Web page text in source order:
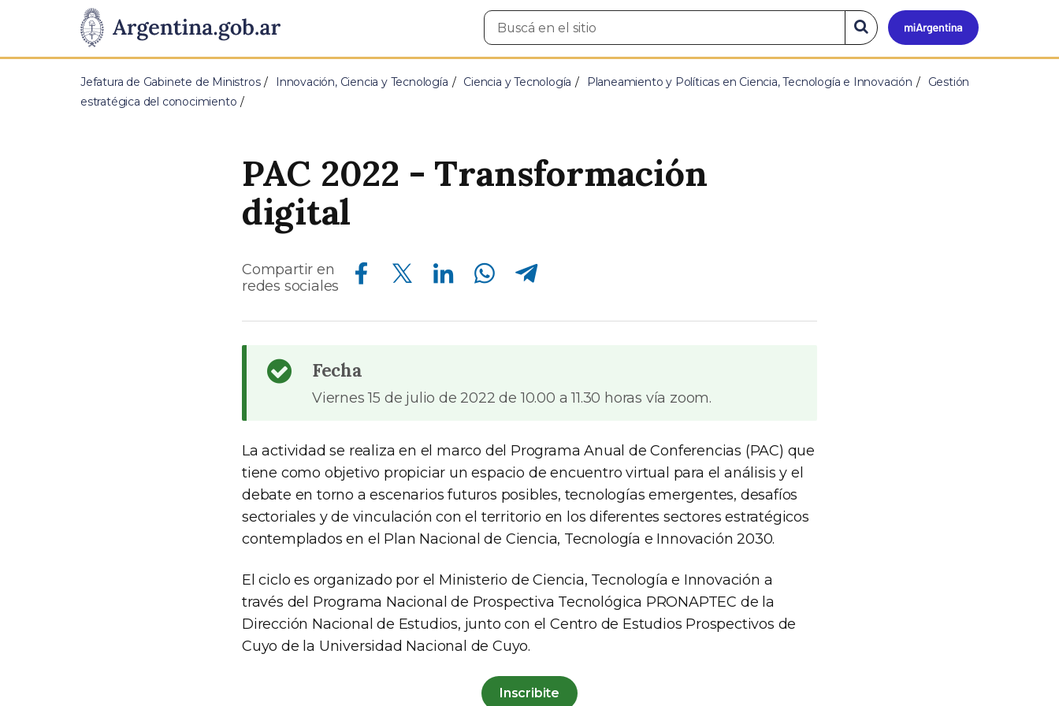
Presidencia
de
Pasar al contenido principal
Mi
Buscar
en
Buscar
en
el
sitio
Jefatura de Gabinete de Ministros Innovación, Ciencia y Tecnología Ciencia y Tecnología Planeamiento y Políticas en Ciencia, Tecnología e Innovación
Gestión
estratégica del conocimiento
PAC 2022 - Transformación
digital
Compartir en
redes sociales
Compartir en Facebook Compartir en Twitter Compartir en Linkedin Compartir en Whatsapp Compartir en Telegram
Fecha
Viernes 15 de julio de 2022 de 10.00 a 11.30 horas vía zoom.
La actividad se realiza en el marco del Programa Anual de Conferencias (PAC) que
tiene como objetivo propiciar un espacio de encuentro virtual para el análisis y el
debate en torno a escenarios futuros posibles, tecnologías emergentes, desafíos
sectoriales y de vinculación con el territorio en los diferentes sectores estratégicos
contemplados en el Plan Nacional de Ciencia, Tecnología e Innovación 2030.
El ciclo es organizado por el Ministerio de Ciencia, Tecnología e Innovación a
través del Programa Nacional de Prospectiva Tecnológica PRONAPTEC de la
Dirección Nacional de Estudios, junto con el Centro de Estudios Prospectivos de
Cuyo de la Universidad Nacional de Cuyo.
Inscribite